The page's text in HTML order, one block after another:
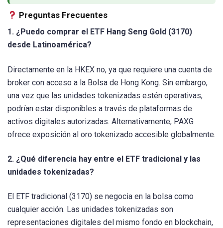
Preguntas Frecuentes
1. ¿Puedo comprar el ETF Hang Seng Gold (3170)
desde Latinoamérica?
Directamente en la HKEX no, ya que requiere una cuenta de
broker con acceso a la Bolsa de Hong Kong. Sin embargo,
una vez que las unidades tokenizadas estén operativas,
podrían estar disponibles a través de plataformas de
activos digitales autorizadas. Alternativamente, PAXG
ofrece exposición al oro tokenizado accesible globalmente.
2. ¿Qué diferencia hay entre el ETF tradicional y las
unidades tokenizadas?
El ETF tradicional (3170) se negocia en la bolsa como
cualquier acción. Las unidades tokenizadas son
representaciones digitales del mismo fondo en blockchain,